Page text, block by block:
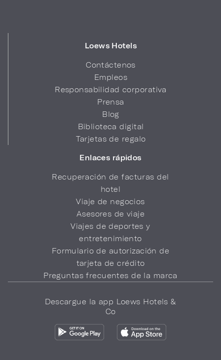
Loews Hotels
Contáctenos
Empleos
Responsabilidad corporativa
Prensa
Blog
Biblioteca digital
Tarjetas de regalo
Enlaces rápidos
Recuperación de facturas del
hotel
Viaje de negocios
Asesores de viaje
Viajes de deportes y
entretenimiento
Formulario de autorización de
tarjeta de crédito
Preguntas frecuentes de la marca
Descargue la app Loews Hotels &
Co